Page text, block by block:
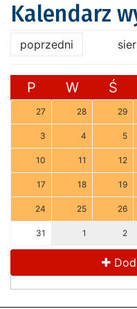
Kalendarz
poprzedni
P W Ś
27 28 29
3 4 5
10 11 12
17 18 19
24 25 26
31 1 2